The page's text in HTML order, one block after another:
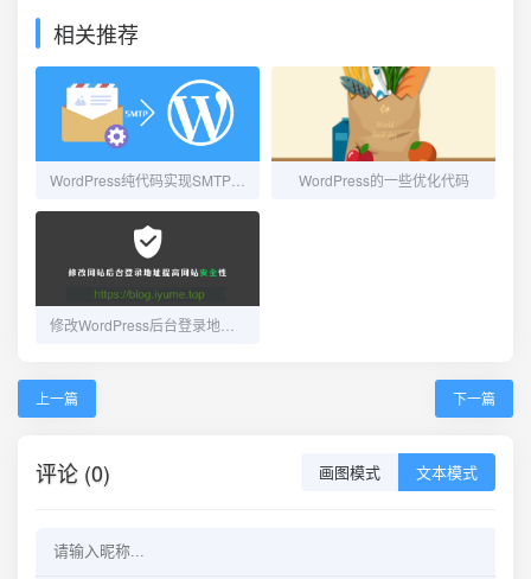
相关推荐
WordPress的一些优化代码
上一篇 下一篇
评论 (0) 画图模式 文本模式